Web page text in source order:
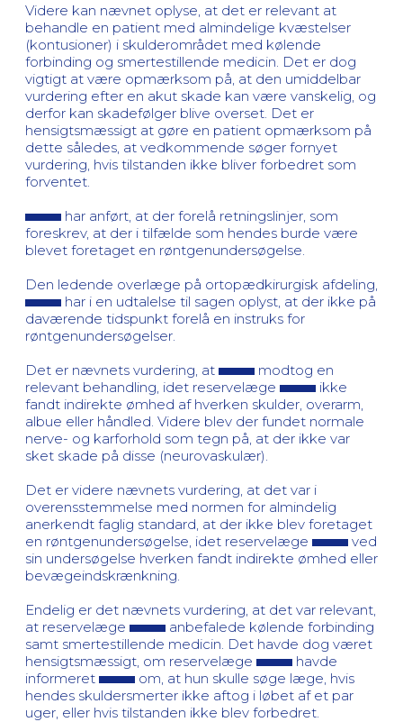
Videre kan nævnet oplyse, at det er relevant at
behandle en patient med almindelige kvæstelser
(kontusioner) i skulderområdet med kølende
forbinding og smertestillende medicin. Det er dog
vigtigt at være opmærksom på, at den umiddelbar
vurdering efter en akut skade kan være vanskelig, og
derfor kan skadefølger blive overset. Det er
hensigtsmæssigt at gøre en patient opmærksom på
dette således, at vedkommende søger fornyet
vurdering, hvis tilstanden ikke bliver forbedret som
forventet.
har anført, at der forelå retningslinjer, som
foreskrev, at der i tilfælde som hendes burde være
blevet foretaget en røntgenundersøgelse.
Den ledende overlæge på ortopædkirurgisk afdeling,
har i en udtalelse til sagen oplyst, at der ikke på
daværende tidspunkt forelå en instruks for
røntgenundersøgelser.
Det er nævnets vurdering, at
modtog en
relevant behandling, idet reservelæge
ikke
fandt indirekte ømhed af hverken skulder, overarm,
albue eller håndled. Videre blev der fundet normale
nerve- og karforhold som tegn på, at der ikke var
sket skade på disse (neurovaskulær).
Det er videre nævnets vurdering, at det var i
overensstemmelse med normen for almindelig
anerkendt faglig standard, at der ikke blev foretaget
en røntgenundersøgelse, idet reservelæge
ved
sin undersøgelse hverken fandt indirekte ømhed eller
bevægeindskrænkning.
Endelig er det nævnets vurdering, at det var relevant,
at reservelæge
anbefalede kølende forbinding
samt smertestillende medicin. Det havde dog været
hensigtsmæssigt, om reservelæge
havde
informeret
om, at hun skulle søge læge, hvis
hendes skuldersmerter ikke aftog i løbet af et par
uger, eller hvis tilstanden ikke blev forbedret.